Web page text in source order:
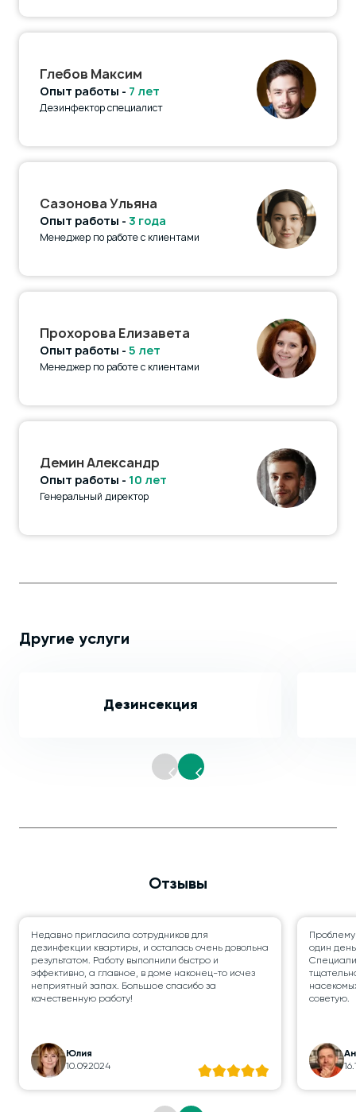
Глебов Максим
Опыт работы - 7 лет
Дезинфектор специалист
Сазонова Ульяна
Опыт работы - 3 года
Менеджер по работе с клиентами
Прохорова Елизавета
Опыт работы - 5 лет
Менеджер по работе с клиентами
Демин Александр
Опыт работы - 10 лет
Генеральный директор
Другие услуги
Дезинсекция
Отзывы
Недавно пригласила сотрудников для
дезинфекции квартиры, и осталась очень довольна
результатом. Работу выполнили быстро и
эффективно, а главное, в доме наконец-то исчез
неприятный запах. Большое спасибо за
качественную работу!
Юлия
10.09.2024
один
советую.